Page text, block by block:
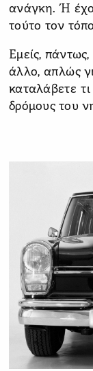
ανάγκη. Ή
τούτο τον
Εμείς, πάντως,
άλλο, απλώς
καταλάβετε
δρόμους του